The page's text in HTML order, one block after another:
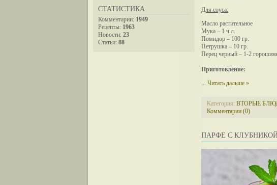
СТАТИСТИКА
Комментарии: 1949
Рецепты: 1963
Новости: 23
Статьи: 88
Для соуса:
Масло растительное
Мука – 1 ч.л.
Помидор – 100 гр.
Петрушка – 10 гр.
Перец черный – 1-2
Приготовление:
... Читать дальше »
Категория: ВТОРЫЕ
Комментарии (0)
ПАРФЕ С